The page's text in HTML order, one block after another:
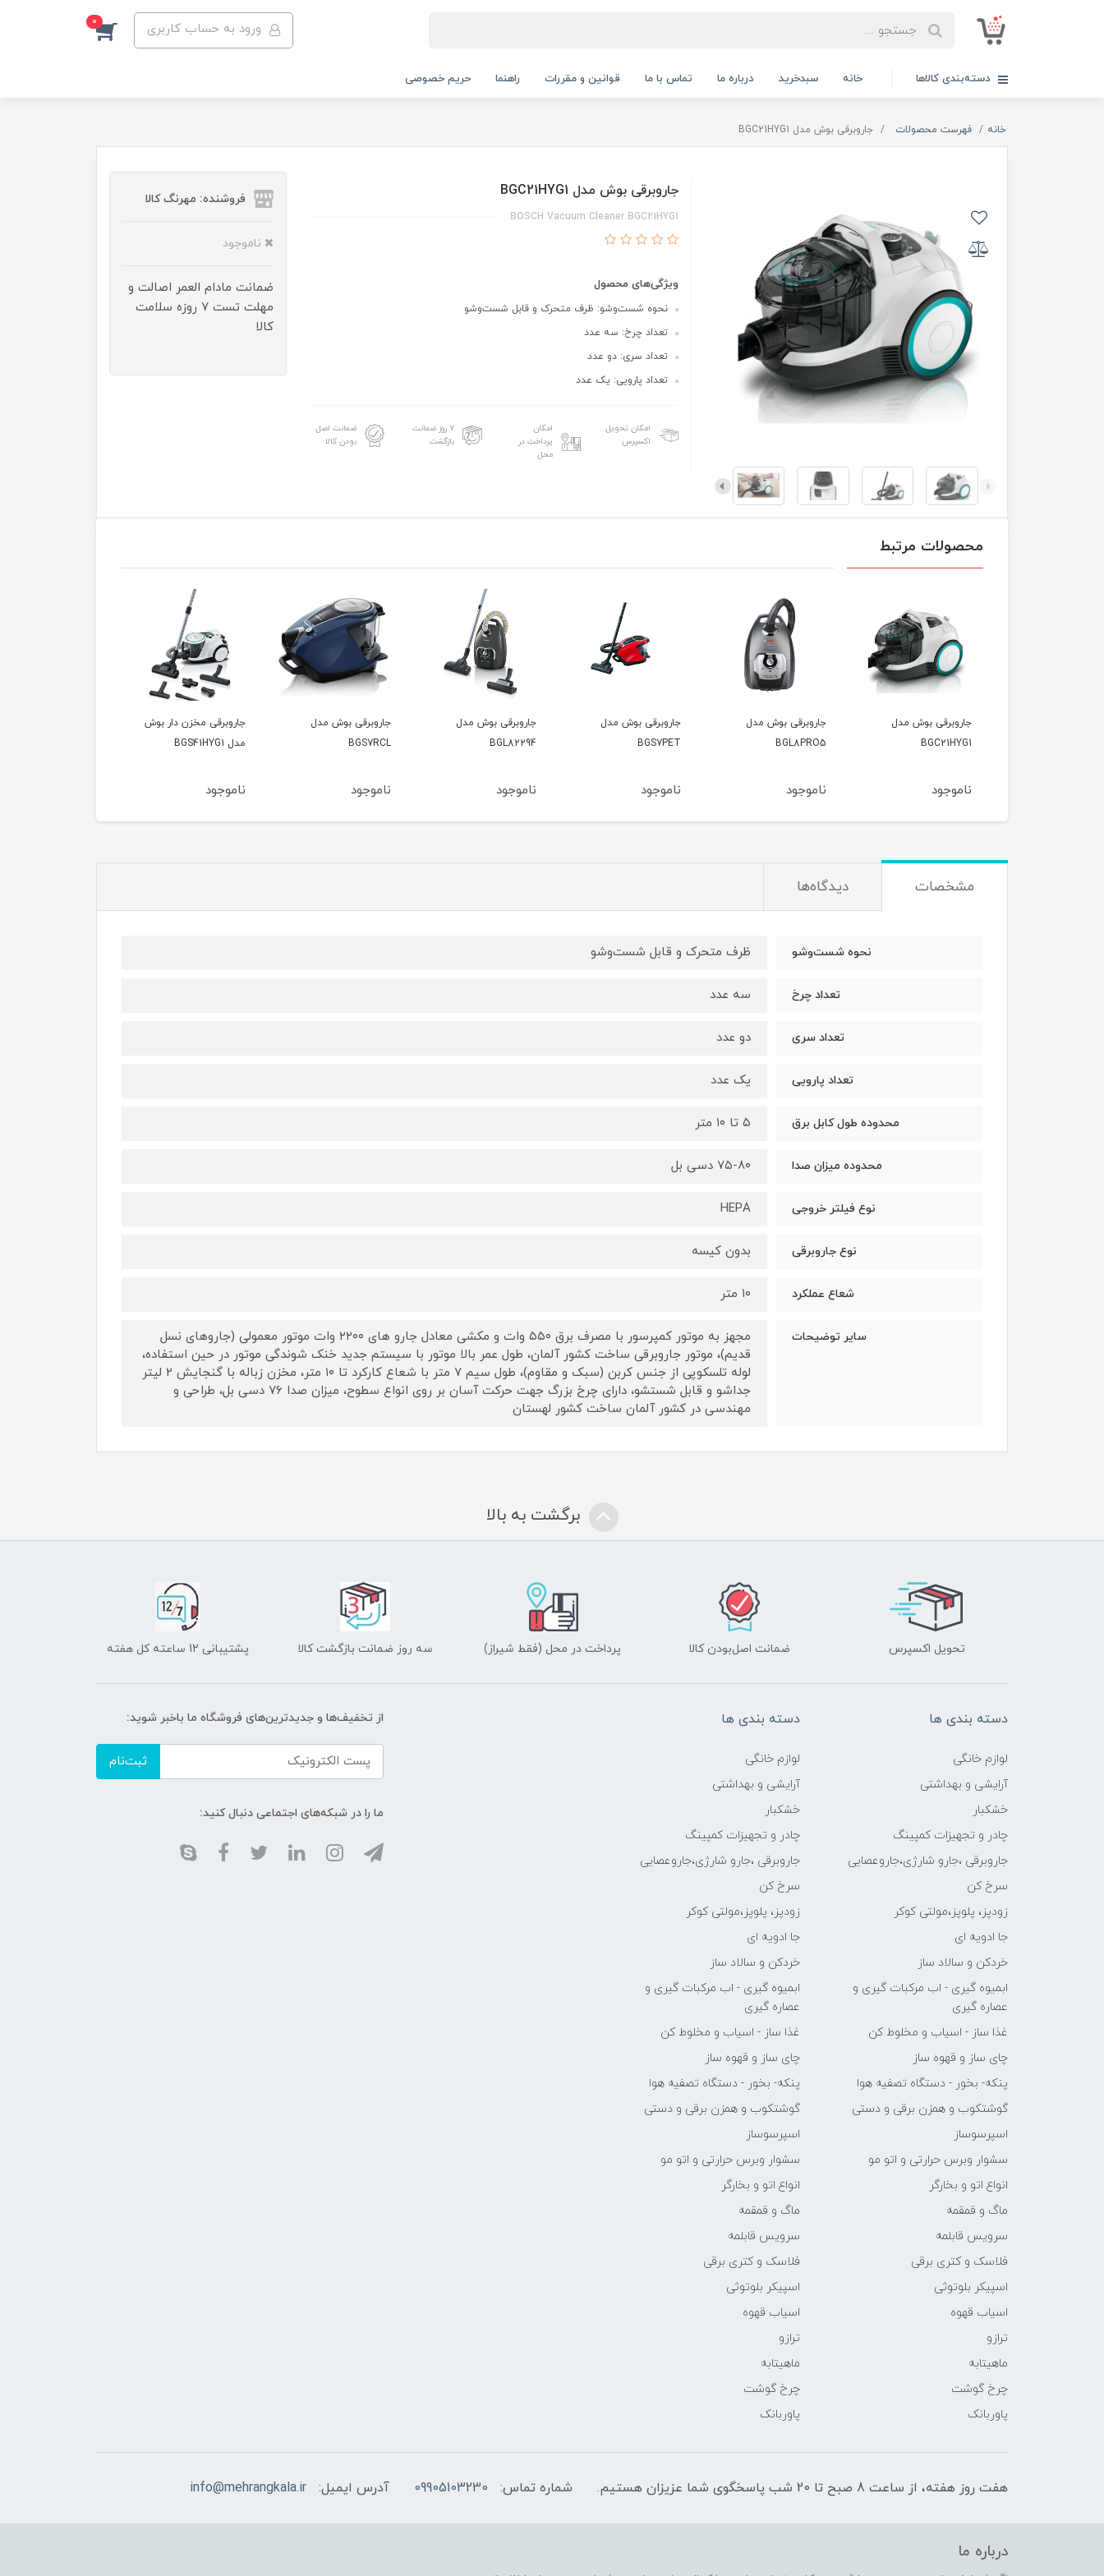
ورود به حساب کاربری 0
دسته‌بندی کالاها خانه سبدخرید درباره ما تماس با ما قوانین و مقررات راهنما حریم خصوصی
خانه فهرست محصولات جاروبرقی بوش مدل BGC21HYG1
جاروبرقی بوش مدل BGC21HYG1
BOSCH Vacuum Cleaner BGC21HYG1
ویژگی‌های محصول
نحوه شست‌وشو: ظرف متحرک و قابل شست‌وشو
تعداد چرخ: سه عدد
تعداد سری: دو عدد
تعداد پارویی: یک عدد
امکان تحویل
اکسپرس
امکان
پرداخت در
محل
۷ روز ضمانت
بازگشت
ضمانت اصل
بودن کالا
فروشنده: مهرنگ کالا
ناموجود
ضمانت مادام العمر اصالت و
مهلت تست ۷ روزه سلامت
کالا
محصولات مرتبط
جاروبرقی بوش مدل
BGL8PRO5
ناموجود
جاروبرقی بوش مدل
BGS7PET
ناموجود
جاروبرقی بوش مدل
BGL82294
ناموجود
جاروبرقی بوش مدل
BGS7RCL
ناموجود
جاروبرقی مخزن دار بوش
مدل BGS41HYG1
ناموجود
جاروبرقی مخزن دار
BGS41POW1
ناموجود
مشخصات دیدگاه‌ها
نحوه شست‌وشو ظرف متحرک و قابل شست‌وشو
تعداد چرخ سه عدد
تعداد سری دو عدد
تعداد پارویی یک عدد
محدوده طول کابل برق ۵ تا ۱۰ متر
محدوده میزان صدا ۷۵-۸۰ دسی بل
نوع فیلتر خروجی HEPA
نوع جاروبرقی بدون کیسه
شعاع عملکرد ۱۰ متر
سایر توضیحات
مجهز به موتور کمپرسور با مصرف برق ۵۵۰ وات و مکشی معادل جارو های ۲۲۰۰ وات موتور معمولی (جاروهای نسل
قدیم)، موتور جاروبرقی ساخت کشور آلمان، طول عمر بالا موتور با سیستم جدید خنک شوندگی موتور در حین استفاده،
لوله تلسکوپی از جنس کربن (سبک و مقاوم)، طول سیم ۷ متر با شعاع کارکرد تا ۱۰ متر، مخزن زباله با گنجایش ۲ لیتر
جداشو و قابل شستشو، دارای چرخ بزرگ جهت حرکت آسان بر روی انواع سطوح، میزان صدا ۷۶ دسی بل، طراحی و
مهندسی در کشور آلمان ساخت کشور لهستان
برگشت به بالا
تحویل اکسپرس ضمانت اصل‌بودن کالا پرداخت در محل (فقط شیراز) سه روز ضمانت بازگشت کالا پشتیبانی 12 ساعته کل هفته
دسته بندی ها
لوازم خانگی
آرایشی و بهداشتی
خشکبار
چادر و تجهیزات کمپینگ
جاروبرقی ،جارو شارژی،جاروعصایی
سرخ کن
زودپز، پلوپز،مولتی کوکر
جا ادویه ای
خردکن و سالاد ساز
ابمیوه گیری - اب مرکبات گیری و
عصاره گیری
غذا ساز - اسیاب و مخلوط کن
چای ساز و قهوه ساز
پنکه- بخور - دستگاه تصفیه هوا
گوشتکوب و همزن برقی و دستی
اسپرسوساز
سشوار وبرس حرارتی و اتو مو
انواع اتو و بخارگر
ماگ و قمقمه
سرویس قابلمه
فلاسک و کتری برقی
اسپیکر بلوتوثی
اسیاب قهوه
ترازو
ماهیتابه
چرخ گوشت
پاوربانک
دسته بندی ها
لوازم خانگی
آرایشی و بهداشتی
خشکبار
چادر و تجهیزات کمپینگ
جاروبرقی ،جارو شارژی،جاروعصایی
سرخ کن
زودپز، پلوپز،مولتی کوکر
جا ادویه ای
خردکن و سالاد ساز
ابمیوه گیری - اب مرکبات گیری و
عصاره گیری
غذا ساز - اسیاب و مخلوط کن
چای ساز و قهوه ساز
پنکه- بخور - دستگاه تصفیه هوا
گوشتکوب و همزن برقی و دستی
اسپرسوساز
سشوار وبرس حرارتی و اتو مو
انواع اتو و بخارگر
ماگ و قمقمه
سرویس قابلمه
فلاسک و کتری برقی
اسپیکر بلوتوثی
اسیاب قهوه
ترازو
ماهیتابه
چرخ گوشت
پاوربانک
از تخفیف‌ها و جدیدترین‌های فروشگاه ما باخبر شوید:
ثبت‌نام
ما را در شبکه‌های اجتماعی دنبال کنید:
هفت روز هفته، از ساعت 8 صبح تا 20 شب پاسخگوی شما عزیزان هستیم. شماره تماس: 09905103230 آدرس ایمیل: info@mehrangkala.ir
درباره ما